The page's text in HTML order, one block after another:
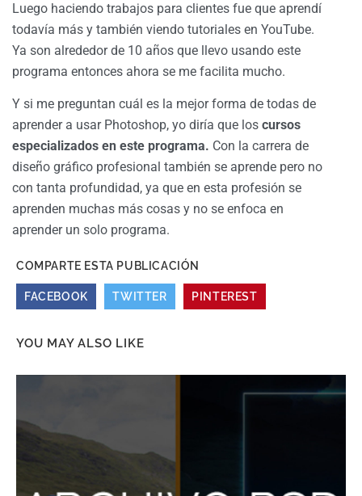
Luego haciendo trabajos para clientes fue que aprendí
todavía más y también viendo tutoriales en YouTube.
Ya son alrededor de 10 años que llevo usando este
programa entonces ahora se me facilita mucho.
Y si me preguntan cuál es la mejor forma de todas de
aprender a usar Photoshop, yo diría que los cursos
especializados en este programa. Con la carrera de
diseño gráfico profesional también se aprende pero no
con tanta profundidad, ya que en esta profesión se
aprenden muchas más cosas y no se enfoca en
aprender un solo programa.
COMPARTE ESTA PUBLICACIÓN
FACEBOOK TWITTER PINTEREST
YOU MAY ALSO LIKE